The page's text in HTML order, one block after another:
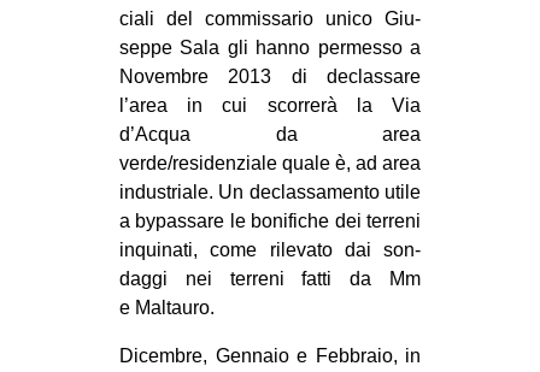
ciali del com­mis­sa­rio unico Giu­
seppe Sala gli hanno per­messo a
Novem­bre 2013 di declas­sare
l’area in cui scor­rerà la Via
d’Acqua da area
verde/residenziale quale è, ad area
indu­striale. Un declas­sa­mento utile
a bypas­sare le boni­fi­che dei ter­reni
inqui­nati, come rile­vato dai son­
daggi nei ter­reni fatti da Mm
e Maltauro.
Dicem­bre, Gen­naio e Feb­braio, in